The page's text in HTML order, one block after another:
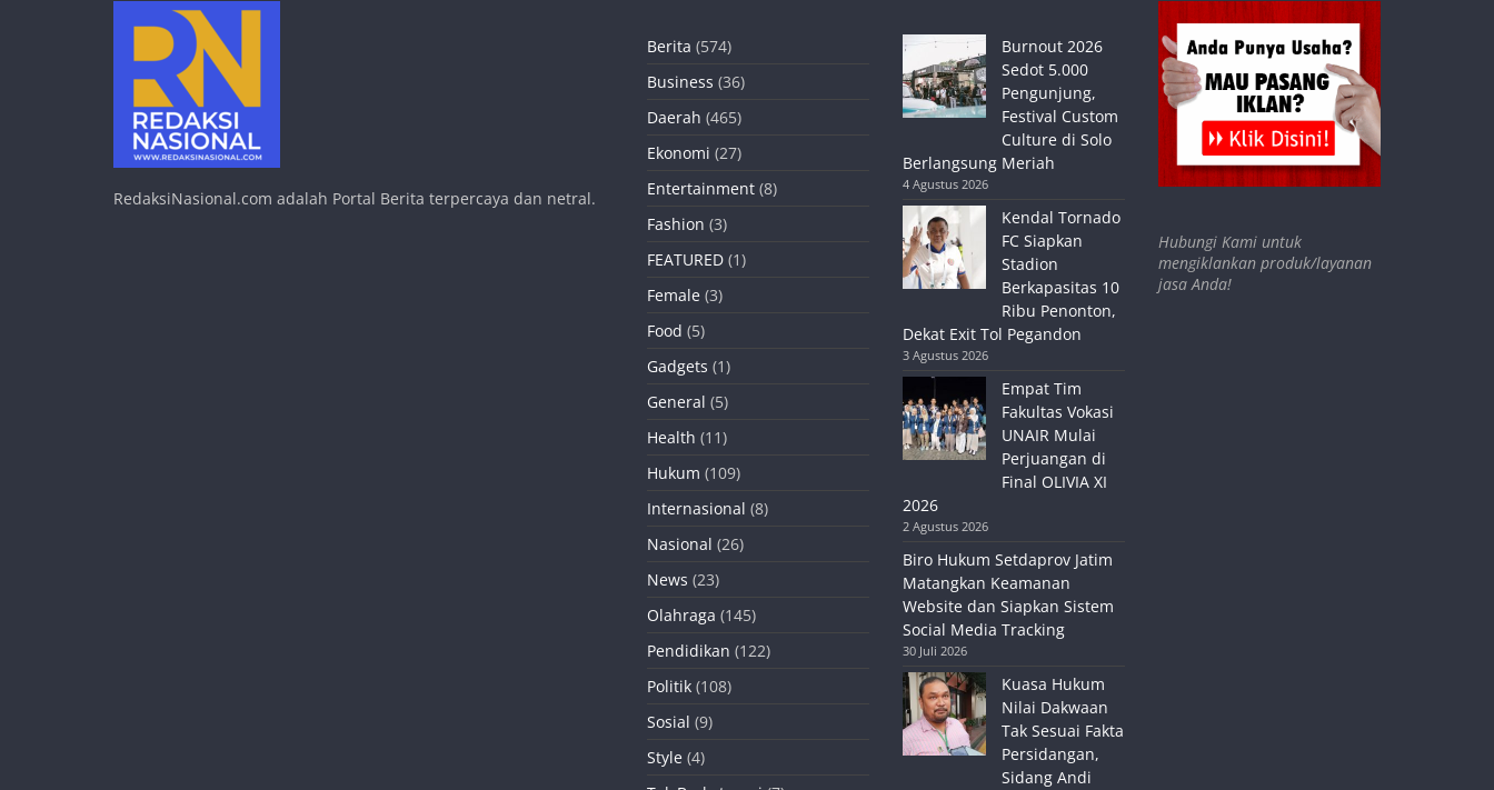
RedaksiNasional.com adalah Portal Berita terpercaya dan netral.
Berita (574)
Business (36)
Daerah (465)
Ekonomi (27)
Entertainment (8)
Fashion (3)
FEATURED (1)
Female (3)
Food (5)
Gadgets (1)
General (5)
Health (11)
Hukum (109)
Internasional (8)
Nasional (26)
News (23)
Olahraga (145)
Pendidikan (122)
Politik (108)
Sosial (9)
Style (4)
Burnout 2026
Sedot 5.000
Pengunjung,
Festival Custom
Culture di Solo
Berlangsung Meriah
4 Agustus 2026
Kendal Tornado
FC Siapkan
Stadion
Berkapasitas 10
Ribu Penonton,
Dekat Exit Tol Pegandon
3 Agustus 2026
Empat Tim
Fakultas Vokasi
UNAIR Mulai
Perjuangan di
Final OLIVIA XI
2026
2 Agustus 2026
Biro Hukum Setdaprov Jatim
Matangkan Keamanan
Website dan Siapkan Sistem
Social Media Tracking
30 Juli 2026
Kuasa Hukum
Nilai Dakwaan
Tak Sesuai Fakta
Persidangan,
Sidang Andi
Hubungi Kami untuk
mengiklankan produk/layanan
jasa Anda!